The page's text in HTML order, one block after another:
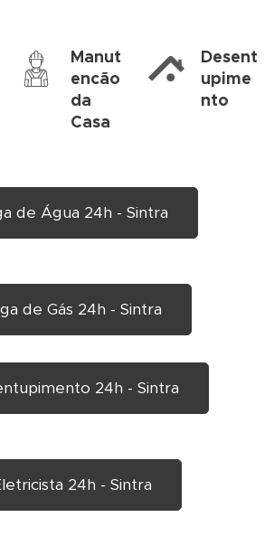
Manut
encão
da
Casa
Desent
upime
nto
de Água 24h - Sintra
de Gás 24h - Sintra
24h - Sintra
24h - Sintra